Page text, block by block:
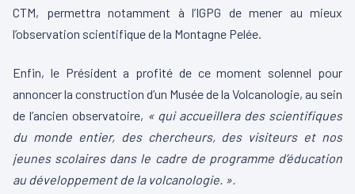
CTM, permettra notamment à l’IGPG de mener au mieux
l’observation scientifique de la Montagne Pelée.
Enfin, le Président a profité de ce moment solennel pour
annoncer la construction d’un Musée de la Volcanologie, au sein
de l’ancien observatoire, « qui accueillera des scientifiques
du monde entier, des chercheurs, des visiteurs et nos
jeunes scolaires dans le cadre de programme d’éducation
au développement de la volcanologie. ».